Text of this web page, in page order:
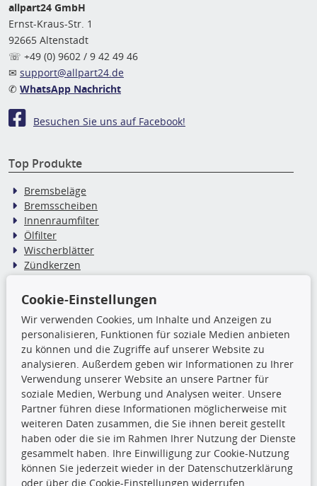
allpart24 GmbH
Ernst-Kraus-Str. 1
92665 Altenstadt
☏ +49 (0) 9602 / 9 42 49 46
✉ support@allpart24.de
✆ WhatsApp Nachricht
Besuchen Sie uns auf Facebook!
Top Produkte
Bremsbeläge
Bremsscheiben
Innenraumfilter
Ölfilter
Wischerblätter
Zündkerzen
TecDoc Inside
Die hier angezeigten Daten,
insbesondere die gesamte Datenbank,
dürfen nicht kopiert werden. Es ist zu
unterlassen, die Daten oder die gesamte Datenbank ohne
vorherige Zustimmung TecDocs zu vervielfältigen, zu
verbreiten und/oder diese Handlungen durch Dritte ausführen
zu lassen. Ein Zuwiderhandeln stellt eine
Urheberrechtsverletzung dar und wird verfolgt.
Ronny’s Newsletter
Cookie-Einstellungen
Wir verwenden Cookies, um Inhalte und Anzeigen zu
personalisieren, Funktionen für soziale Medien anbieten
zu können und die Zugriffe auf unserer Website zu
analysieren. Außerdem geben wir Informationen zu Ihrer
Verwendung unserer Website an unsere Partner für
soziale Medien, Werbung und Analysen weiter. Unsere
Partner führen diese Informationen möglicherweise mit
weiteren Daten zusammen, die Sie ihnen bereit gestellt
haben oder die sie im Rahmen Ihrer Nutzung der Dienste
gesammelt haben. Ihre Einwilligung zur Cookie-Nutzung
können Sie jederzeit wieder in der Datenschutzerklärung
oder über die Cookie-Einstellungen widerrufen.